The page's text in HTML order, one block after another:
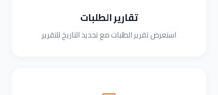
تقارير الطلبات
استعرض تقرير الطلبات مع تحديد التاريخ للتقرير